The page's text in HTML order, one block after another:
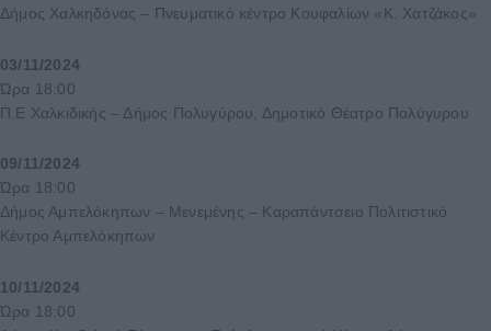
Δήμος Χαλκηδόνας – Πνευματικό κέντρο Κουφαλίων «Κ. Χατζάκος»
03/11/2024
Ώρα 18:00
Π.Ε Χαλκιδικής – Δήμος Πολυγύρου, Δημοτικό Θέατρο Πολύγυρου
09/11/2024
Ώρα 18:00
Δήμος Αμπελόκηπων – Μενεμένης – Καραπάντσειο Πολιτιστικό
Κέντρο Αμπελόκηπων
10/11/2024
Ώρα 18:00